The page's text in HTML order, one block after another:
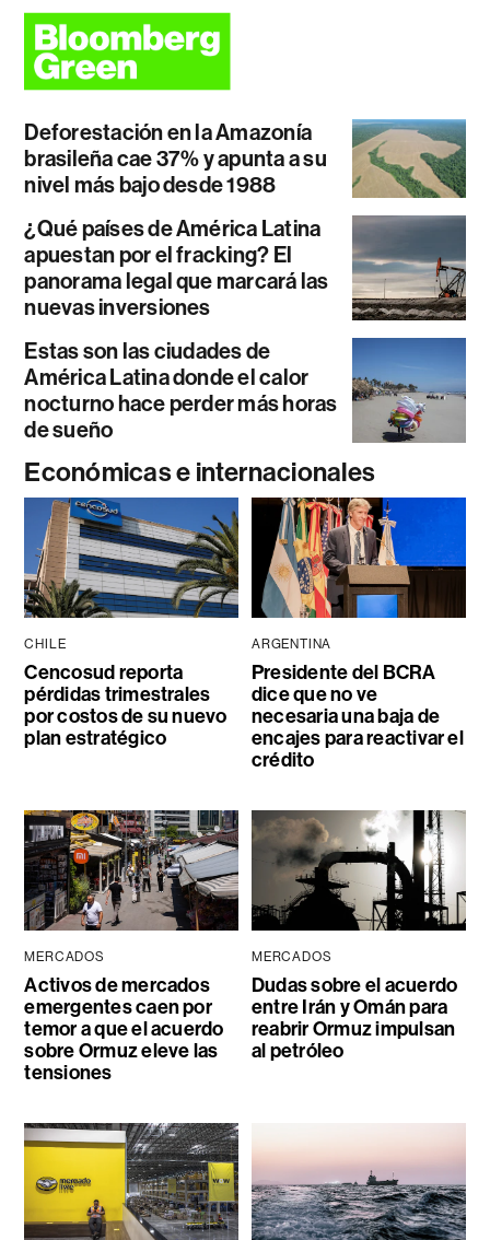
Deforestación en la Amazonía
brasileña cae 37% y apunta a su
nivel más bajo desde 1988
¿Qué países de América Latina
apuestan por el fracking? El
panorama legal que marcará las
nuevas inversiones
Estas son las ciudades de
América Latina donde el calor
nocturno hace perder más horas
de sueño
Económicas e internacionales
CHILE
Cencosud reporta
pérdidas trimestrales
por costos de su nuevo
plan estratégico
ARGENTINA
Presidente del BCRA
dice que no ve
necesaria una baja de
encajes para reactivar el
crédito
MERCADOS
Activos de mercados
emergentes caen por
temor a que el acuerdo
sobre Ormuz eleve las
tensiones
MERCADOS
Dudas sobre el acuerdo
entre Irán y Omán para
reabrir Ormuz impulsan
al petróleo